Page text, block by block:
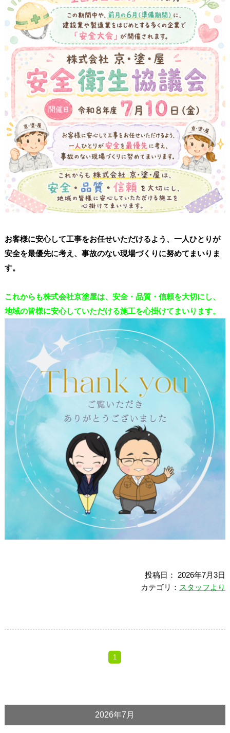
お客様に安心して工事をお任せいただけるよう、一人ひとりが
安全を最優先に考え、事故のない現場づくりに努めてまいりま
す。
これからも株式会社京塗屋は、安全・品質・信頼を大切にし、
地域の皆様に安心していただける施工を心掛けてまいります。
投稿日： 2026年7月3日
カテゴリ： スタッフより
1
2026年7月